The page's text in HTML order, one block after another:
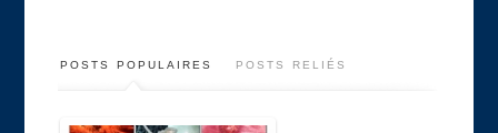
POSTS POPULAIRES POSTS RELIÉS